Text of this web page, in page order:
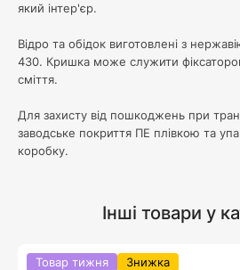
який інтер'єр.
Відро та обідок виготовлені з
430. Кришка може служити
сміття.
Для захисту від пошкоджень при
заводське покриття ПЕ плівкою та
коробку.
Інші товари у
Товар тижня Знижка